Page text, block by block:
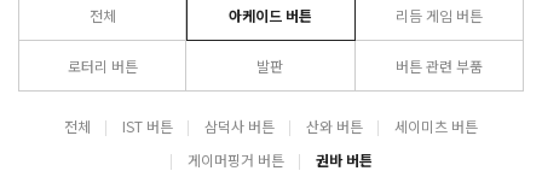
전체 아케이드 버튼 리듬 게임 버튼
로터리 버튼 발판 버튼 관련 부품
전체 IST 버튼 삼덕사 버튼 산와 버튼
세이미츠 버튼
게이머핑거 버튼
권바 버튼